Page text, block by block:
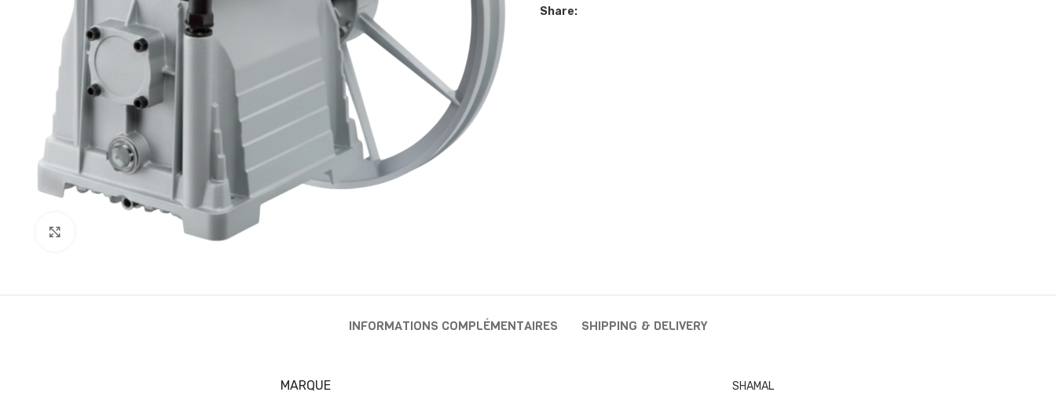
Share:
INFORMATIONS COMPLÉMENTAIRES SHIPPING & DELIVERY
MARQUE SHAMAL